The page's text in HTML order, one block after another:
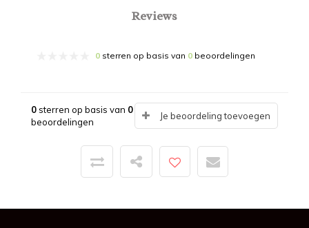
Reviews
0 sterren op basis van 0 beoordelingen
0sterren op basis van 0
beoordelingen
Je beoordeling toevoegen